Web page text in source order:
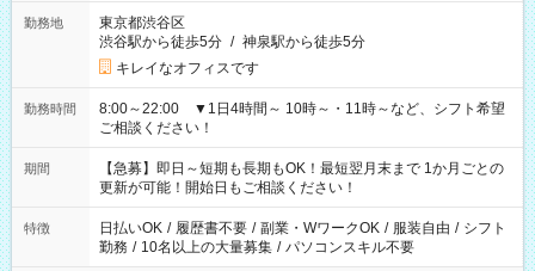
勤務地
東京都渋谷区
渋谷駅から徒歩5分 / 神泉駅から徒歩5分
キレイなオフィスです
勤務時間
8:00～22:00 ▼1日4時間～ 10時～・11時～など、シフト希望
ご相談ください！
期間
【急募】即日～短期も長期もOK！最短翌月末まで 1か月ごとの
更新が可能！開始日もご相談ください！
特徴 日払いOK / 履歴書不要 / 副業・WワークOK / 服装自由 / シフト
勤務 / 10名以上の大量募集 / パソコンスキル不要